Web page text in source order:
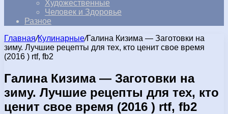
Художественные
Человек и Здоровье
Разное
Главная/Кулинарные/Галина Кизима — Заготовки на
зиму. Лучшие рецепты для тех, кто ценит свое время
(2016 ) rtf, fb2
Галина Кизима — Заготовки на
зиму. Лучшие рецепты для тех, кто
ценит свое время (2016 ) rtf, fb2